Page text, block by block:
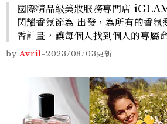
國際精品級美妝服務專門店
閃耀香氛節為 出發，為所有的香氛
香計畫，讓每個人找到個人的專屬
by Avril-2023/08/03更新